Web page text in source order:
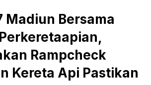
Madiun Bersama
Rampcheck
Kereta Api Pastikan